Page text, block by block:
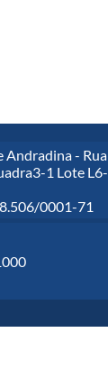
ç
o,
C
m
ã
-
1 Lote
0001-71